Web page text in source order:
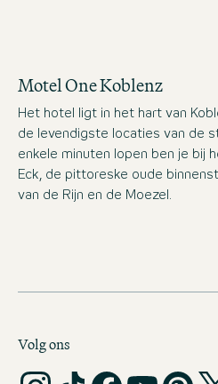
Motel One Koblenz
Het hotel ligt in het hart van
de levendigste locaties van de
enkele minuten lopen ben je bij
Eck, de pittoreske oude
van de Rijn en de Moezel.
Volg ons